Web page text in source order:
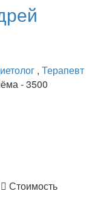
, Терапевт
- 3500
Стоимость